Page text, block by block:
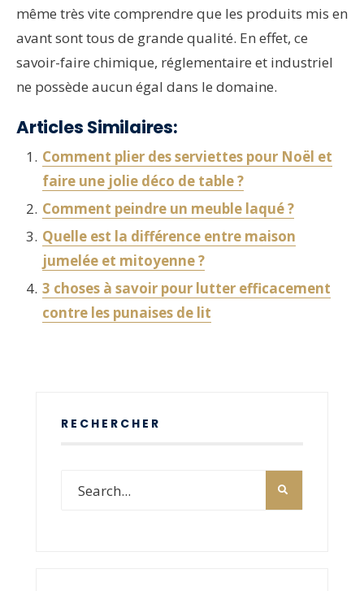
même très vite comprendre que les produits mis en
avant sont tous de grande qualité. En effet, ce
savoir-faire chimique, réglementaire et industriel
ne possède aucun égal dans le domaine.
Articles Similaires:
Comment plier des serviettes pour Noël et
faire une jolie déco de table ?
Comment peindre un meuble laqué ?
Quelle est la différence entre maison
jumelée et mitoyenne ?
3 choses à savoir pour lutter efficacement
contre les punaises de lit
RECHERCHER